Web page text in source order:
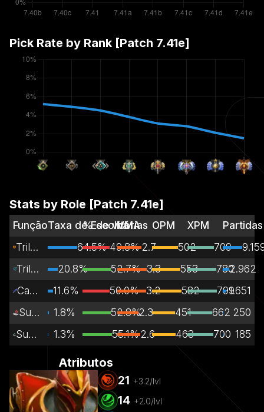
Pick Rate by Rank [Patch 7.41e]
Stats by Role [Patch 7.41e]
FunçãoTaxa de Escolha
% de vitórias
VMA OPM XPM
Partidas
Trilha vulnerável
64.5% 49.8%2.7 502 709
Trilha do meio
20.8% 52.7% 3.3 553 7802.962
Carregador
11.6% 50.0% 3.2 582 7991.651
Suporte
1.8% 52.8%2.3 451 662 250
Suporte dedicado
1.3% 55.1%2.6 463 700 185
Atributos
21 +3.2/lvl
14 +2.0/lvl